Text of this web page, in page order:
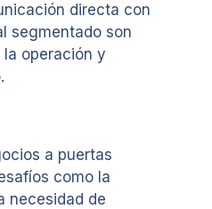
directa con
segmentado son
operación y
a puertas
como la
necesidad de